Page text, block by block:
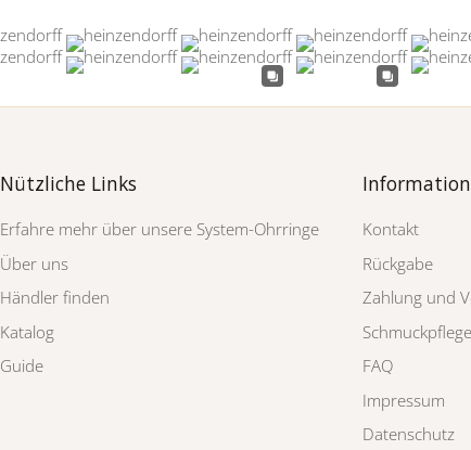
Nützliche Links
Erfahre mehr über unsere System-Ohrringe
Über uns
Händler finden
Katalog
Guide
Information
Kontakt
Rückgabe
Zahlung und
Schmuckpflege
FAQ
Impressum
Datenschutz